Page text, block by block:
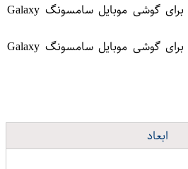
کاور مدل V-1950 مناسب برای گوشی موبایل سامسونگ Galaxy
کاور مدل V-1950 مناسب برای گوشی موبایل سامسونگ Galaxy
ابعاد